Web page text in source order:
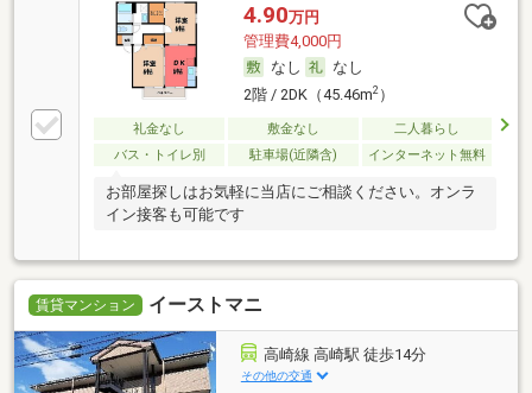
4.90万円
管理費4,000円
なし
なし
2階 / 2DK（45.46m2）
礼金なし 敷金なし
二人暮らし
バス・トイレ別
駐車場(近隣含) インターネット無料
お部屋探しはお気軽に当店にご相談ください。オンラ
イン接客も可能です
賃貸マンション イーストマニ
高崎線 高崎駅 徒歩14分
その他の交通